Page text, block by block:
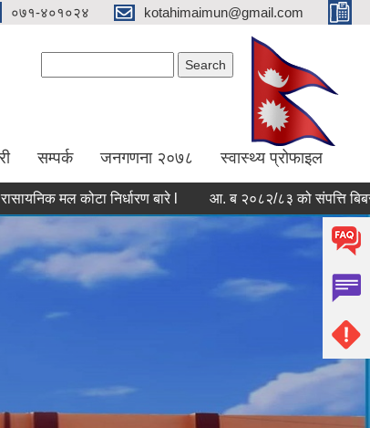
०७१-४०१०२४ kotahimaimun@gmail.com
सम्पर्क जनगणना २०७८ स्वास्थ्य प्रोफाइल
मल कोटा निर्धारण बारे l आ. ब २०८२/८३ को संपत्ति बिबरण पेश